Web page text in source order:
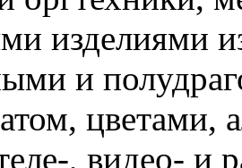
изделиями
и
цветами,
, видео- и